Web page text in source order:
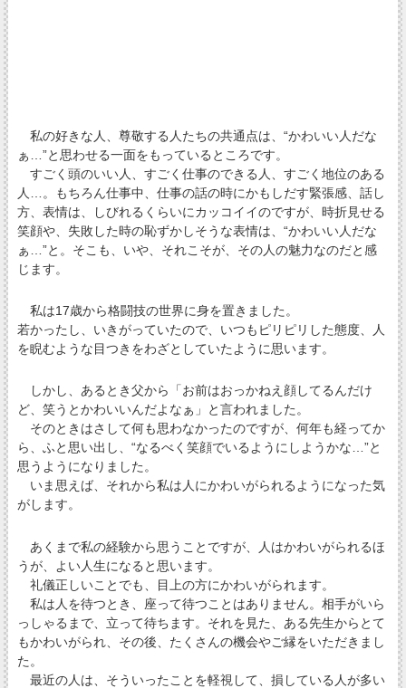
私の好きな人、尊敬する人たちの共通点は、“かわいい人だな
ぁ…”と思わせる一面をもっているところです。
すごく頭のいい人、すごく仕事のできる人、すごく地位のある
人…。もちろん仕事中、仕事の話の時にかもしだす緊張感、話し
方、表情は、しびれるくらいにカッコイイのですが、時折見せる
笑顔や、失敗した時の恥ずかしそうな表情は、“かわいい人だな
ぁ…”と。そこも、いや、それこそが、その人の魅力なのだと感
じます。
私は17歳から格闘技の世界に身を置きました。
若かったし、いきがっていたので、いつもピリピリした態度、人
を睨むような目つきをわざとしていたように思います。
しかし、あるとき父から「お前はおっかねえ顔してるんだけ
ど、笑うとかわいいんだよなぁ」と言われました。
そのときはさして何も思わなかったのですが、何年も経ってか
ら、ふと思い出し、“なるべく笑顔でいるようにしようかな…”と
思うようになりました。
いま思えば、それから私は人にかわいがられるようになった気
がします。
あくまで私の経験から思うことですが、人はかわいがられるほ
うが、よい人生になると思います。
礼儀正しいことでも、目上の方にかわいがられます。
私は人を待つとき、座って待つことはありません。相手がいら
っしゃるまで、立って待ちます。それを見た、ある先生からとて
もかわいがられ、その後、たくさんの機会やご縁をいただきまし
た。
最近の人は、そういったことを軽視して、損している人が多い